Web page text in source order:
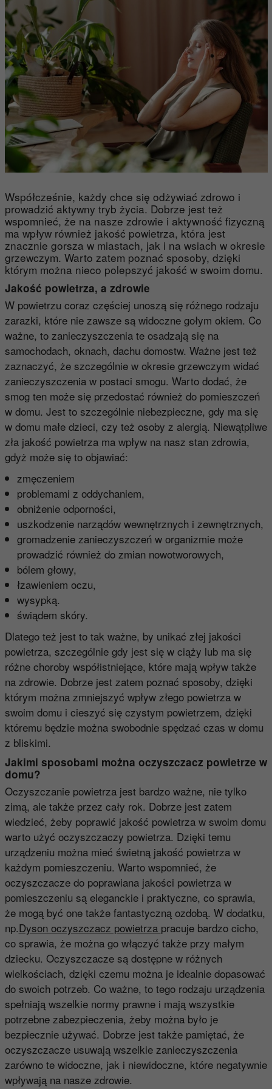
Współcześnie, każdy chce się odżywiać zdrowo i
prowadzić aktywny tryb życia. Dobrze jest też
wspomnieć, że na nasze zdrowie i aktywność fizyczną
ma wpływ również jakość powietrza, która jest
znacznie gorsza w miastach, jak i na wsiach w okresie
grzewczym. Warto zatem poznać sposoby, dzięki
którym można nieco polepszyć jakość w swoim domu.
Jakość powietrza, a zdrowie
W powietrzu coraz częściej unoszą się różnego rodzaju
zarazki, które nie zawsze są widoczne gołym okiem. Co
ważne, to zanieczyszczenia te osadzają się na
samochodach, oknach, dachu domostw. Ważne jest też
zaznaczyć, że szczególnie w okresie grzewczym widać
zanieczyszczenia w postaci smogu. Warto dodać, że
smog ten może się przedostać również do pomieszczeń
w domu. Jest to szczególnie niebezpieczne, gdy ma się
w domu małe dzieci, czy też osoby z alergią. Niewątpliwe
zła jakość powietrza ma wpływ na nasz stan zdrowia,
gdyż może się to objawiać:
zmęczeniem
problemami z oddychaniem,
obniżenie odporności,
uszkodzenie narządów wewnętrznych i zewnętrznych,
gromadzenie zanieczyszczeń w organizmie może
prowadzić również do zmian nowotworowych,
bólem głowy,
łzawieniem oczu,
wysypką.
świądem skóry.
Dlatego też jest to tak ważne, by unikać złej jakości
powietrza, szczególnie gdy jest się w ciąży lub ma się
różne choroby współistniejące, które mają wpływ także
na zdrowie. Dobrze jest zatem poznać sposoby, dzięki
którym można zmniejszyć wpływ złego powietrza w
swoim domu i cieszyć się czystym powietrzem, dzięki
któremu będzie można swobodnie spędzać czas w domu
z bliskimi.
Jakimi sposobami można oczyszczacz powietrze w
domu?
Oczyszczanie powietrza jest bardzo ważne, nie tylko
zimą, ale także przez cały rok. Dobrze jest zatem
wiedzieć, żeby poprawić jakość powietrza w swoim domu
warto użyć oczyszczaczy powietrza. Dzięki temu
urządzeniu można mieć świetną jakość powietrza w
każdym pomieszczeniu. Warto wspomnieć, że
oczyszczacze do poprawiana jakości powietrza w
pomieszczeniu są eleganckie i praktyczne, co sprawia,
że mogą być one także fantastyczną ozdobą. W dodatku,
np.Dyson oczyszczacz powietrza pracuje bardzo cicho,
co sprawia, że można go włączyć także przy małym
dziecku. Oczyszczacze są dostępne w różnych
wielkościach, dzięki czemu można je idealnie dopasować
do swoich potrzeb. Co ważne, to tego rodzaju urządzenia
spełniają wszelkie normy prawne i mają wszystkie
potrzebne zabezpieczenia, żeby można było je
bezpiecznie używać. Dobrze jest także pamiętać, że
oczyszczacze usuwają wszelkie zanieczyszczenia
zarówno te widoczne, jak i niewidoczne, które negatywnie
wpływają na nasze zdrowie.